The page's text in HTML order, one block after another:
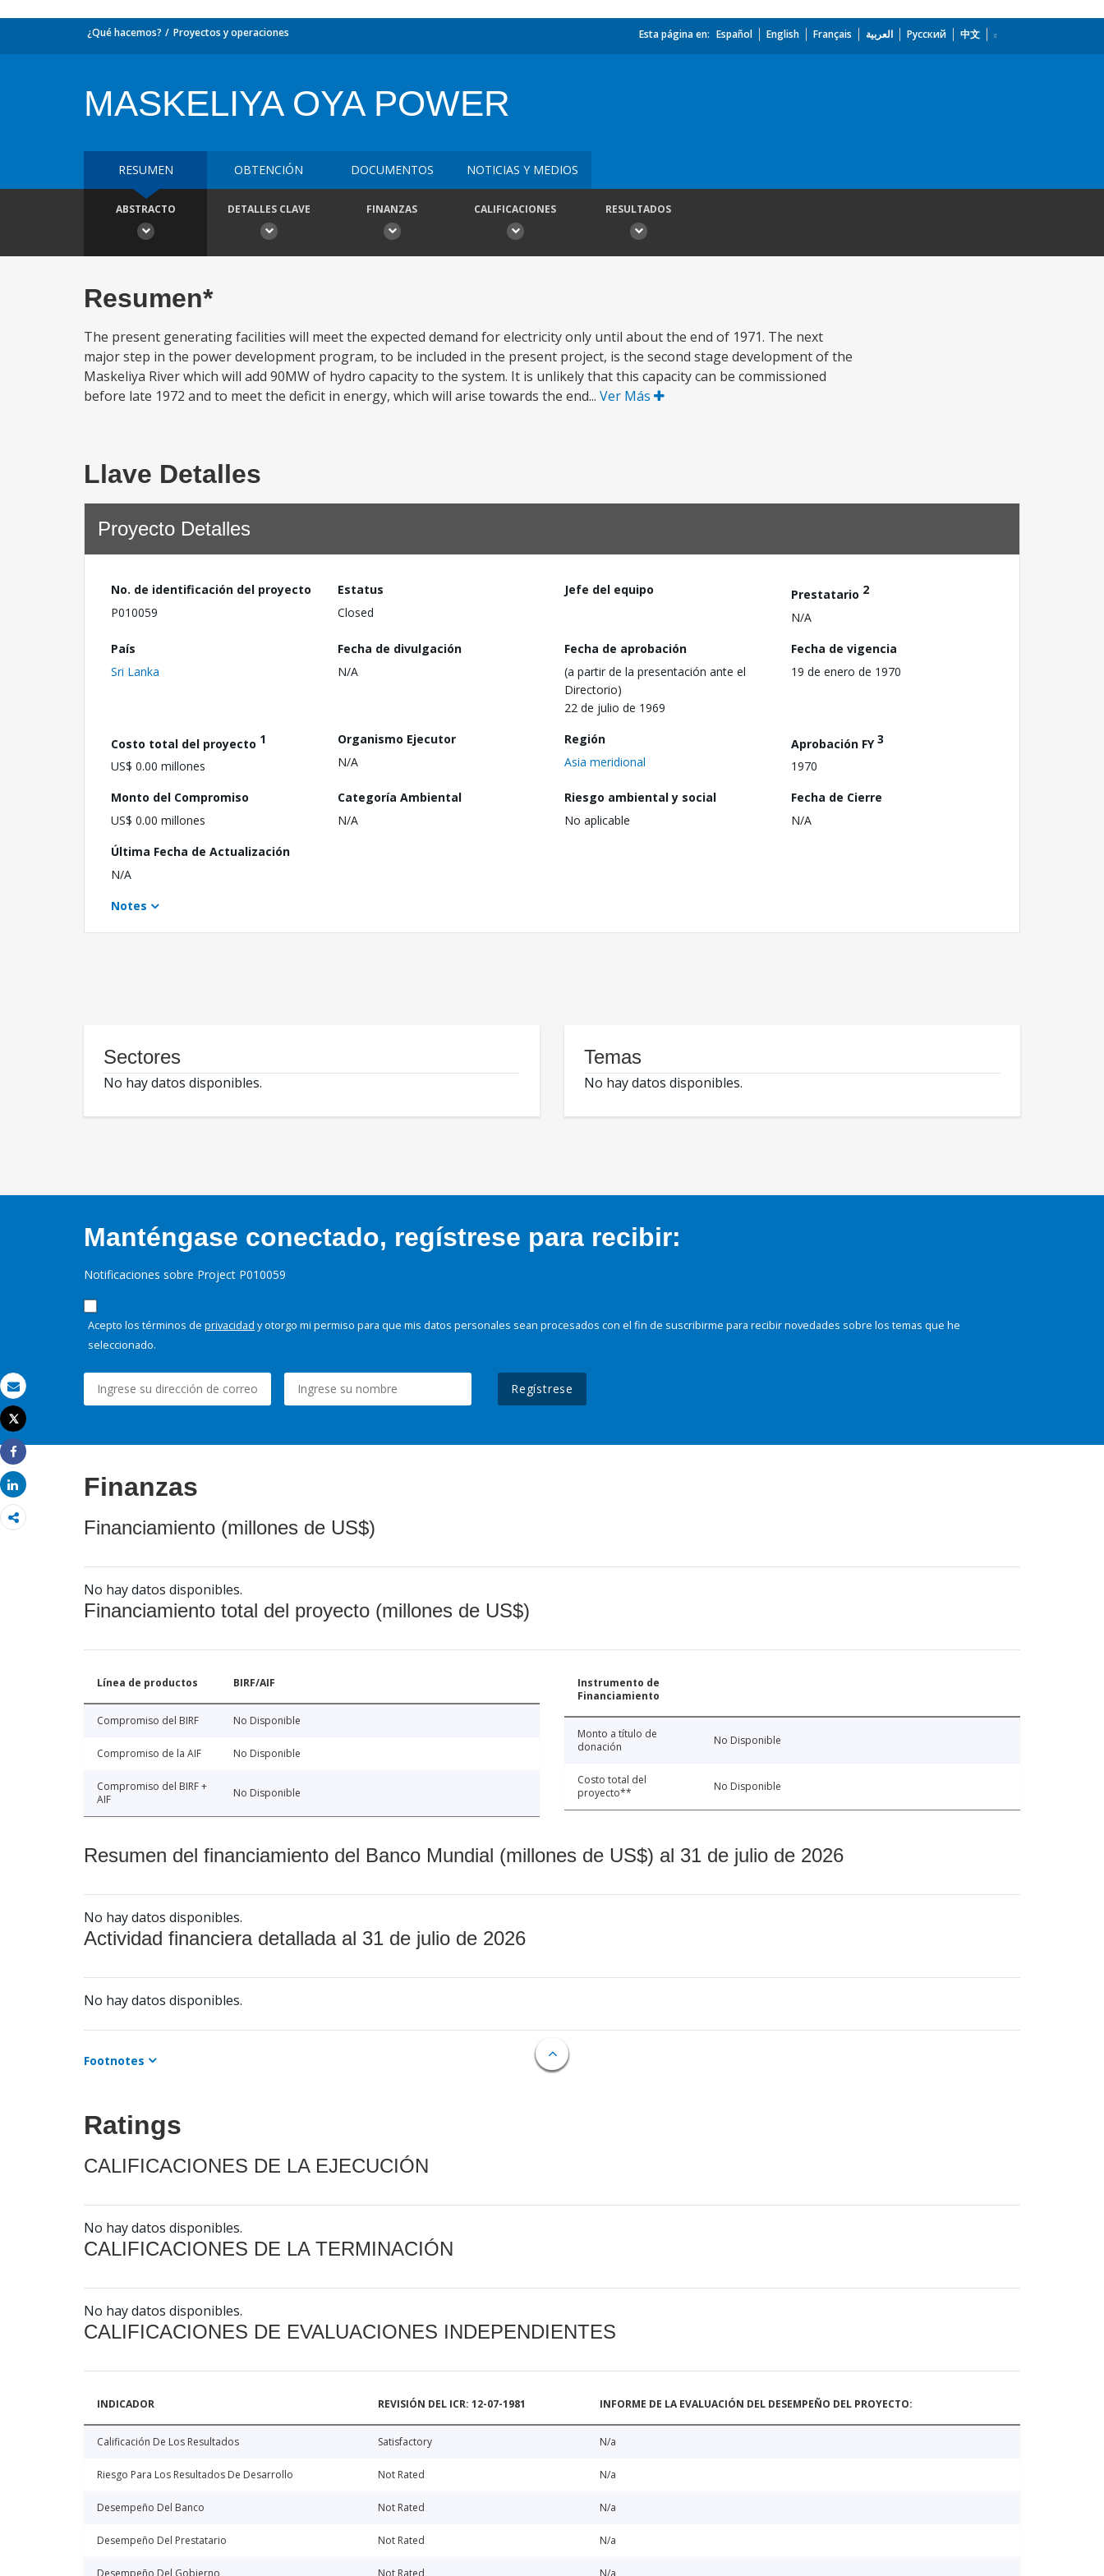
Correo electrónico
Imprimir
Tweet
Share
Share
¿Qué hacemos? Proyectos y operaciones Esta página en: Español English Français العربية Русский 中文
MASKELIYA OYA POWER
RESUMEN OBTENCIÓN DOCUMENTOS NOTICIAS Y MEDIOS
ABSTRACTO DETALLES CLAVE FINANZAS CALIFICACIONES RESULTADOS
Resumen*
The present generating facilities will meet the expected demand for electricity only until about the end of 1971. The next
major step in the power development program, to be included in the present project, is the second stage development of the
Maskeliya River which will add 90MW of hydro capacity to the system. It is unlikely that this capacity can be commissioned
before late 1972 and to meet the deficit in energy, which will arise towards the end... Ver Más
Llave Detalles
Proyecto Detalles
No. de identificación del proyecto
P010059
Estatus
Closed
Jefe del equipo Prestatario 2
N/A
País
Sri Lanka
Fecha de divulgación
N/A
Fecha de aprobación
(a partir de la presentación ante el
Directorio)
22 de julio de 1969
Fecha de vigencia
19 de enero de 1970
Costo total del proyecto 1
US$ 0.00 millones
Organismo Ejecutor
N/A
Región
Asia meridional
Aprobación FY3
1970
Monto del Compromiso
US$ 0.00 millones
Categoría Ambiental
N/A
Riesgo ambiental y social
No aplicable
Fecha de Cierre
N/A
Última Fecha de Actualización
N/A
Notes
Sectores
No hay datos disponibles.
Temas
No hay datos disponibles.
Manténgase conectado, regístrese para recibir:
Notificaciones sobre Project P010059
Acepto los términos de privacidad y otorgo mi permiso para que mis datos personales sean procesados con el fin de suscribirme para recibir novedades sobre los temas que he
seleccionado.
Regístrese
Finanzas
Financiamiento (millones de US$)
No hay datos disponibles.
Financiamiento total del proyecto (millones de US$)
Línea de productos BIRF/AIF
Compromiso del BIRF No Disponible
Compromiso de la AIF No Disponible
Compromiso del BIRF +
AIF
No Disponible
Instrumento de
Financiamiento
Monto a título de
donación
No Disponible
Costo total del
proyecto**
No Disponible
Resumen del financiamiento del Banco Mundial (millones de US$) al 31 de julio de 2026
No hay datos disponibles.
Actividad financiera detallada al 31 de julio de 2026
No hay datos disponibles.
Footnotes
Ratings
CALIFICACIONES DE LA EJECUCIÓN
No hay datos disponibles.
CALIFICACIONES DE LA TERMINACIÓN
No hay datos disponibles.
CALIFICACIONES DE EVALUACIONES INDEPENDIENTES
INDICADOR REVISIÓN DEL ICR: 12-07-1981 INFORME DE LA EVALUACIÓN DEL DESEMPEÑO DEL PROYECTO:
Calificación De Los Resultados Satisfactory N/a
Riesgo Para Los Resultados De Desarrollo Not Rated N/a
Desempeño Del Banco Not Rated N/a
Desempeño Del Prestatario Not Rated N/a